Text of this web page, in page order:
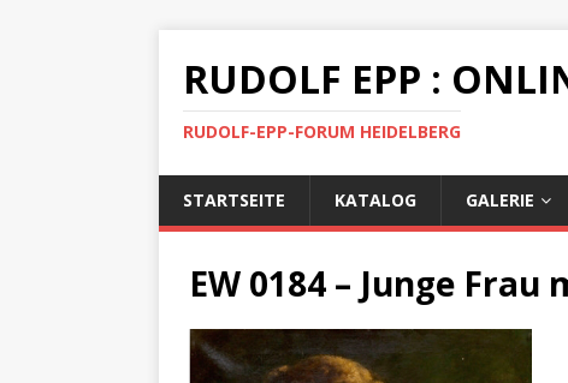
RUDOLF EPP :
RUDOLF-EPP-FORUM HEIDELBERG
STARTSEITE KATALOG GALERIE
EW 0184 – Junge Frau